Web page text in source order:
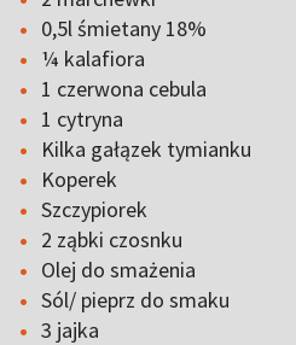
0,5l śmietany 18%
¼ kalafiora
1 czerwona cebula
1 cytryna
Kilka gałązek tymianku
Koperek
Szczypiorek
2 ząbki czosnku
Olej do smażenia
Sól/ pieprz do smaku
3 jajka